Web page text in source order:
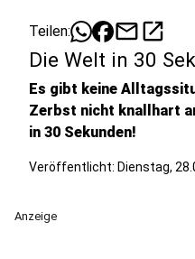
Teilen: mailopen_in_new
Die Welt in 30
Es gibt keine
Zerbst nicht knallhart
in 30 Sekunden!
Veröffentlicht: Dienstag,
Anzeige